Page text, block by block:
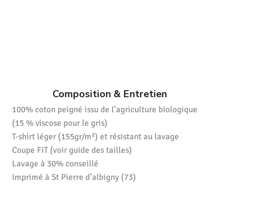
Composition & Entretien
100% coton peigné issu de l’agriculture biologique
(15 % viscose pour le gris)
T-shirt léger (155gr/m²) et résistant au lavage
Coupe FIT (voir guide des tailles)
Lavage à 30% conseillé
Imprimé à St Pierre d’albigny (73)